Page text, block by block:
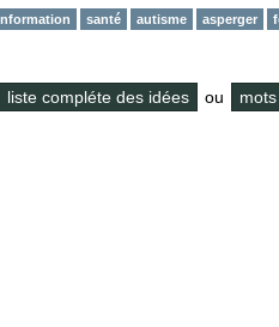
santé autisme asperger
liste compléte des idées ou